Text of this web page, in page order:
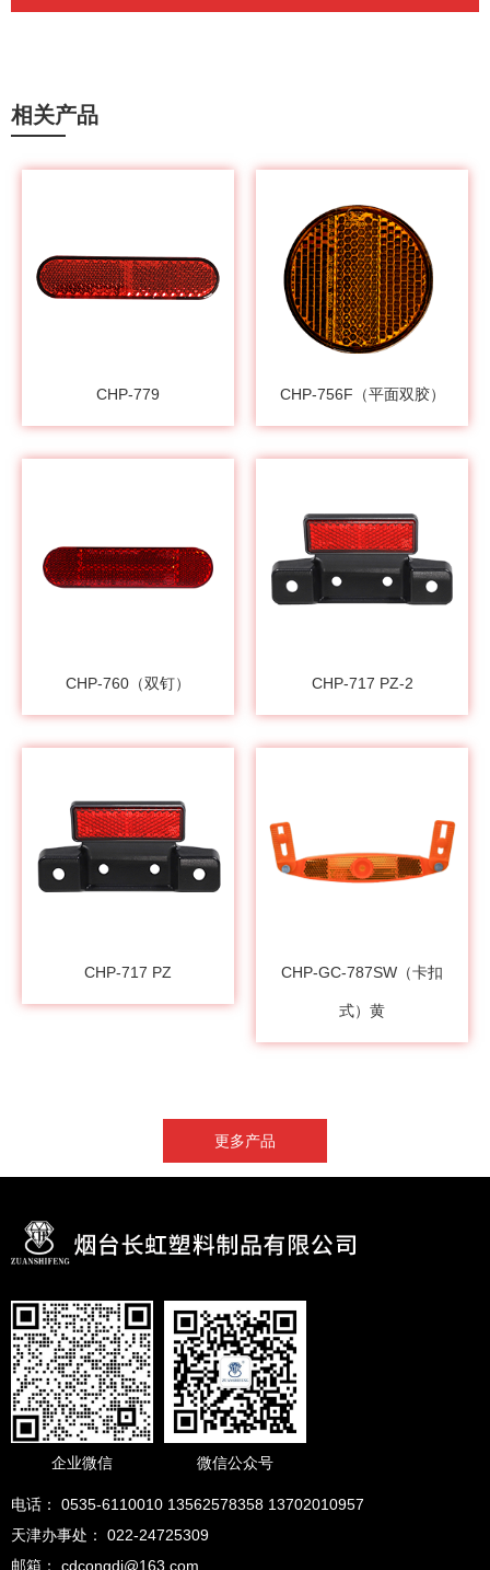
相关产品
CHP-779 CHP-756F（平面双胶）
CHP-760（双钉） CHP-717 PZ-2
CHP-717 PZ CHP-GC-787SW（卡扣
式）黄
更多产品
企业微信 微信公众号
电话： 0535-6110010 13562578358 13702010957
天津办事处： 022-24725309
邮箱： cdcongdi@163.com